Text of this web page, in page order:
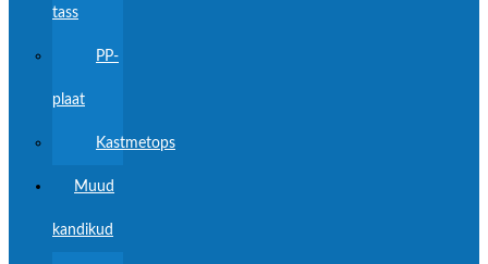
tass
PP-
plaat
Kastmetops
Muud
kandikud